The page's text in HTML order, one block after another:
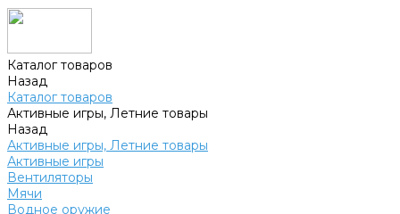
Каталог товаров
Назад
Каталог товаров
Активные игры, Летние товары
Назад
Активные игры, Летние товары
Активные игры
Вентиляторы
Мячи
Водное оружие